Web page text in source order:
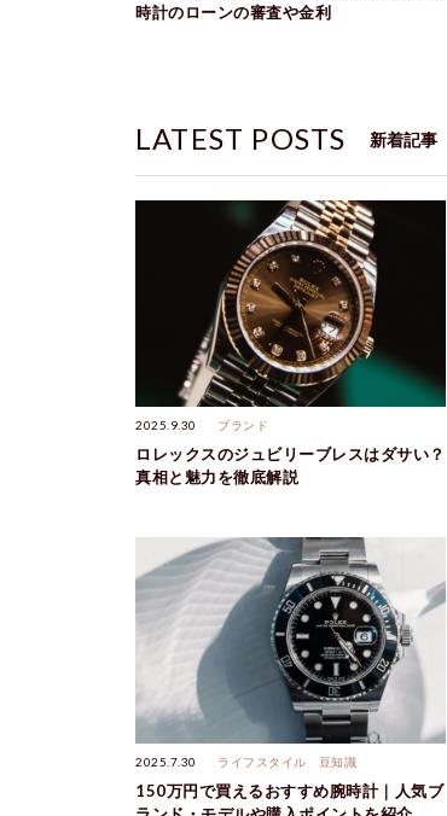
時計のローンの審査や金利
LATEST POSTS 新着記事
2025.9.30 ブランド
ロレックスのジュビリーブレスはダサい？
真相と魅力を徹底解説
2025.7.30 ライフスタイル 豆知識
150万円で買えるおすすめ腕時計｜人気ブ